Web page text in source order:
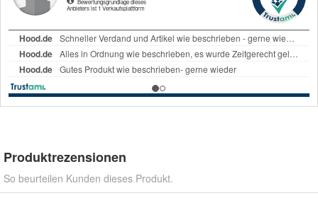
Produktrezensionen
So beurteilen Kunden dieses Produkt.